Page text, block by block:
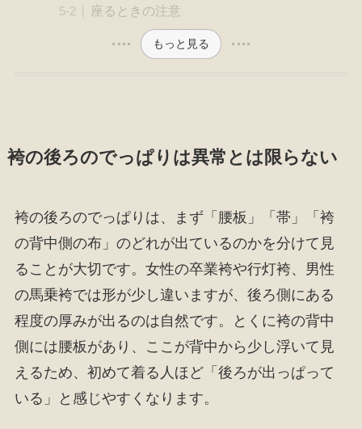
座るときの注意
もっと見る
袴の後ろのでっぱりは異常とは限らない
袴の後ろのでっぱりは、まず「腰板」「帯」「袴
の背中側の布」のどれが出ているのかを分けて見
ることが大切です。女性の卒業袴や行灯袴、男性
の馬乗袴では形が少し違いますが、後ろ側にある
程度の厚みが出るのは自然です。とくに袴の背中
側には腰板があり、ここが背中から少し浮いて見
えるため、初めて着る人ほど「後ろが出っぱって
いる」と感じやすくなります。